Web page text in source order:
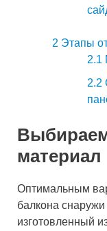
2 Этапы
2.1
2.2
материал
Оптимальным
балкона
изготовленный